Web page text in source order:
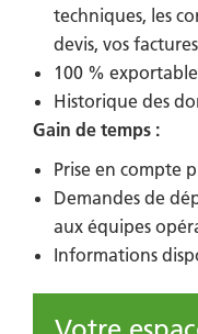
techniques, les
devis, vos
100 %
Historique des
Gain de temps :
Prise en compte
Demandes de
aux équipes
Informations